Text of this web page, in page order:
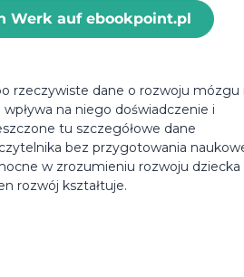
Werk auf ebookpoint.pl
rzeczywiste dane o rozwoju mózgu
na niego doświadczenie i
tu szczegółowe dane
bez przygotowania
w zrozumieniu rozwoju dziecka
rozwój kształtuje.